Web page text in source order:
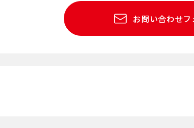
お問い合わせフ